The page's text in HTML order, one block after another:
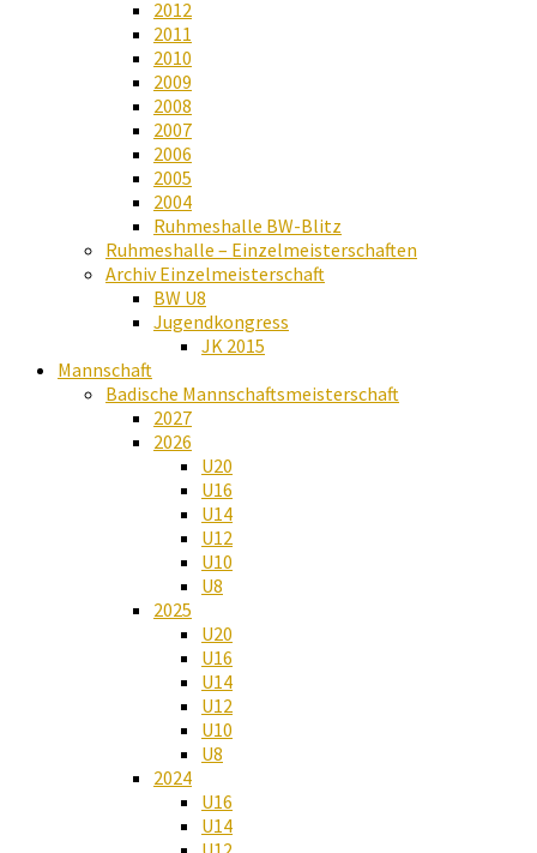
2012
2011
2010
2009
2008
2007
2006
2005
2004
Ruhmeshalle BW-Blitz
Ruhmeshalle – Einzelmeisterschaften
Archiv Einzelmeisterschaft
BW U8
Jugendkongress
JK 2015
Mannschaft
Badische Mannschaftsmeisterschaft
2027
2026
U20
U16
U14
U12
U10
U8
2025
U20
U16
U14
U12
U10
U8
2024
U16
U14